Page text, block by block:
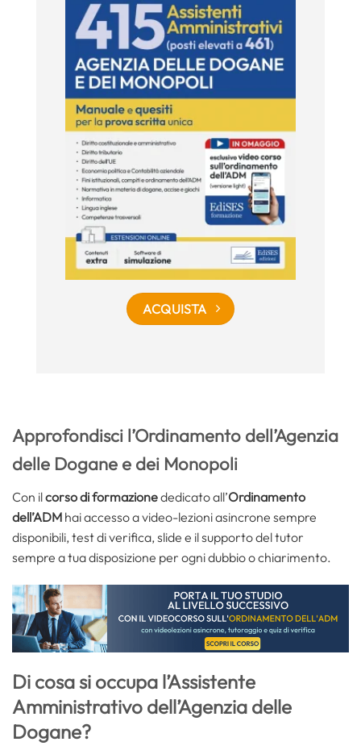
ACQUISTA
Approfondisci l’Ordinamento dell’Agenzia
delle Dogane e dei Monopoli
Con ilcorso di formazionededicato all’Ordinamento
dell’ADM hai accesso a video-lezioni asincrone sempre
disponibili, test di verifica, slide e il supporto del tutor
sempre a tua disposizione per ogni dubbio o chiarimento.
Di cosa si occupa l’Assistente
Amministrativo dell’Agenzia delle
Dogane?